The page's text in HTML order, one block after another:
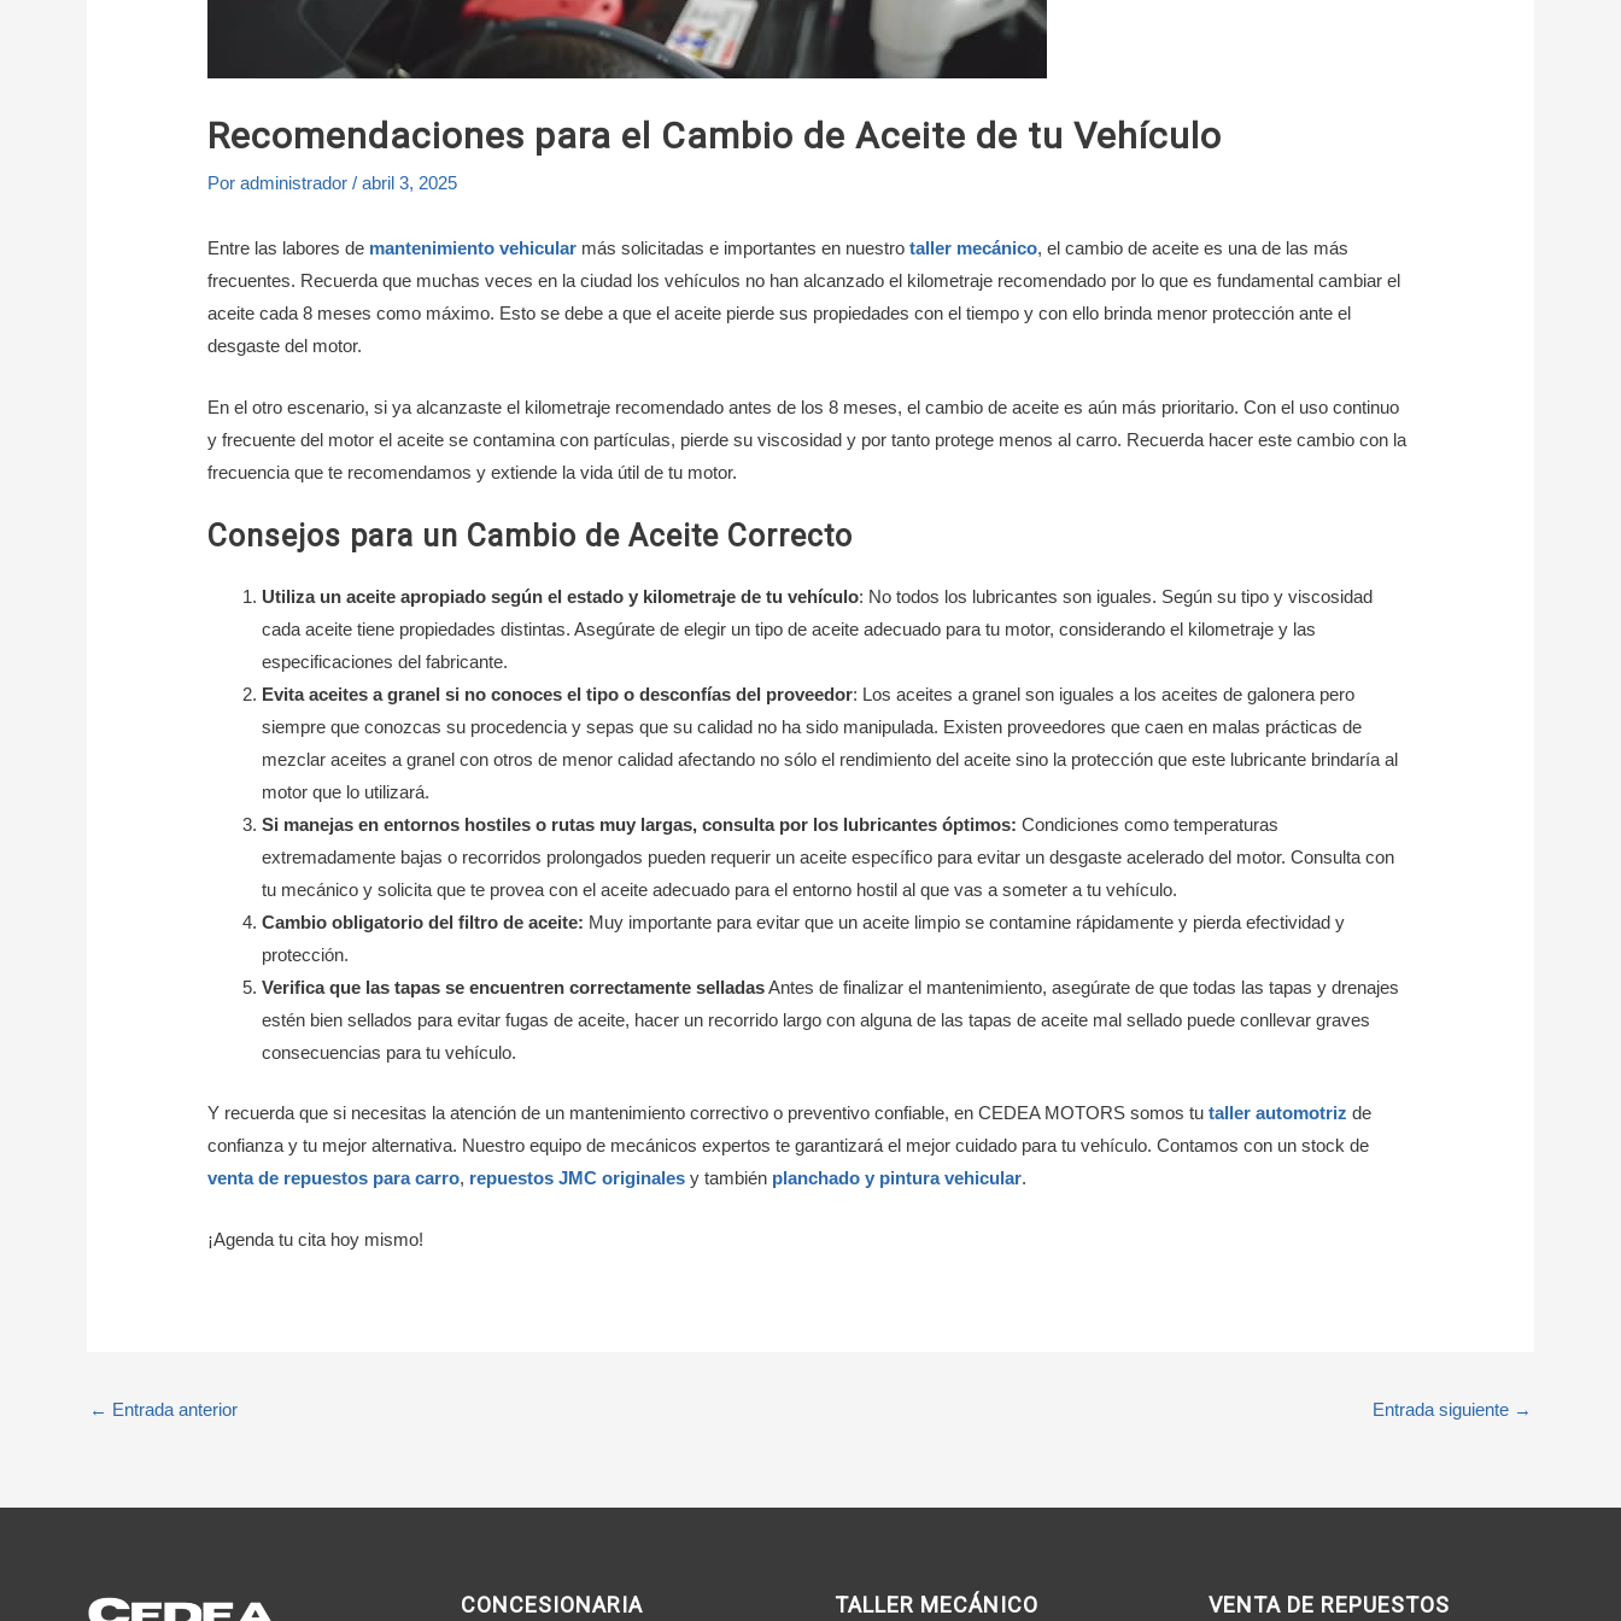
Recomendaciones para el Cambio de Aceite de tu Vehículo
Poradministrador/abril 3, 2025
Entre las labores de mantenimiento vehicular más solicitadas e importantes en nuestrotaller mecánico, el cambio de aceite es una de las más
frecuentes. Recuerda que muchas veces en la ciudad los vehículos no han alcanzado el kilometraje recomendado por lo que es fundamental cambiar el
aceite cada 8 meses como máximo. Esto se debe a que el aceite pierde sus propiedades con el tiempo y con ello brinda menor protección ante el
desgaste del motor.
En el otro escenario, si ya alcanzaste el kilometraje recomendado antes de los 8 meses, el cambio de aceite es aún más prioritario. Con el uso continuo
y frecuente del motor el aceite se contamina con partículas, pierde su viscosidad y por tanto protege menos al carro. Recuerda hacer este cambio con la
frecuencia que te recomendamos y extiende la vida útil de tu motor.
Consejos para un Cambio de Aceite Correcto
Utiliza un aceite apropiado según el estado y kilometraje de tu vehículo: No todos los lubricantes son iguales. Según su tipo y viscosidad
cada aceite tiene propiedades distintas. Asegúrate de elegir un tipo de aceite adecuado para tu motor, considerando el kilometraje y las
especificaciones del fabricante.
Evita aceites a granel si no conoces el tipo o desconfías del proveedor: Los aceites a granel son iguales a los aceites de galonera pero
siempre que conozcas su procedencia y sepas que su calidad no ha sido manipulada. Existen proveedores que caen en malas prácticas de
mezclar aceites a granel con otros de menor calidad afectando no sólo el rendimiento del aceite sino la protección que este lubricante brindaría al
motor que lo utilizará.
Si manejas en entornos hostiles o rutas muy largas, consulta por los lubricantes óptimos: Condiciones como temperaturas
extremadamente bajas o recorridos prolongados pueden requerir un aceite específico para evitar un desgaste acelerado del motor. Consulta con
tu mecánico y solicita que te provea con el aceite adecuado para el entorno hostil al que vas a someter a tu vehículo.
Cambio obligatorio del filtro de aceite: Muy importante para evitar que un aceite limpio se contamine rápidamente y pierda efectividad y
protección.
Verifica que las tapas se encuentren correctamente selladasAntes de finalizar el mantenimiento, asegúrate de que todas las tapas y drenajes
estén bien sellados para evitar fugas de aceite, hacer un recorrido largo con alguna de las tapas de aceite mal sellado puede conllevar graves
consecuencias para tu vehículo.
Y recuerda que si necesitas la atención de un mantenimiento correctivo o preventivo confiable, en CEDEA MOTORS somos tutaller automotriz de
confianza y tu mejor alternativa. Nuestro equipo de mecánicos expertos te garantizará el mejor cuidado para tu vehículo. Contamos con un stock de
venta de repuestos para carro, repuestos JMC originales y también planchado y pintura vehicular.
¡Agenda tu cita hoy mismo!
← Entrada anterior Entrada siguiente →
CONCESIONARIA TALLER MECÁNICO VENTA DE REPUESTOS